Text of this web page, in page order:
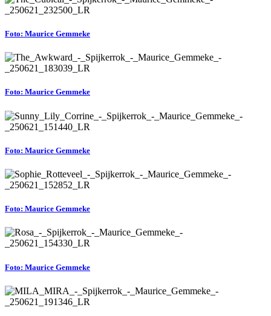
Foto: Maurice Gemmeke
Foto: Maurice Gemmeke
Foto: Maurice Gemmeke
Foto: Maurice Gemmeke
Foto: Maurice Gemmeke